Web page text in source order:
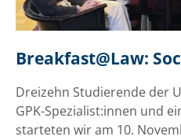
Breakfast@Law:
Dreizehn Studierende der
GPK-Spezialist:innen und
starteten wir am 10.